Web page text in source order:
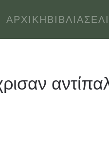
ΑΡΧΙΚΉΒΙΒΛΊΑ